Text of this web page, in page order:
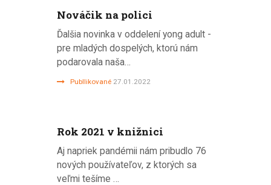
Nováčik na polici
Ďalšia novinka v oddelení yong adult -
pre mladých dospelých, ktorú nám
podarovala naša…
Publlikované 27.01.2022
Rok 2021 v knižnici
Aj napriek pandémii nám pribudlo 76
nových používateľov, z ktorých sa
veľmi tešíme …